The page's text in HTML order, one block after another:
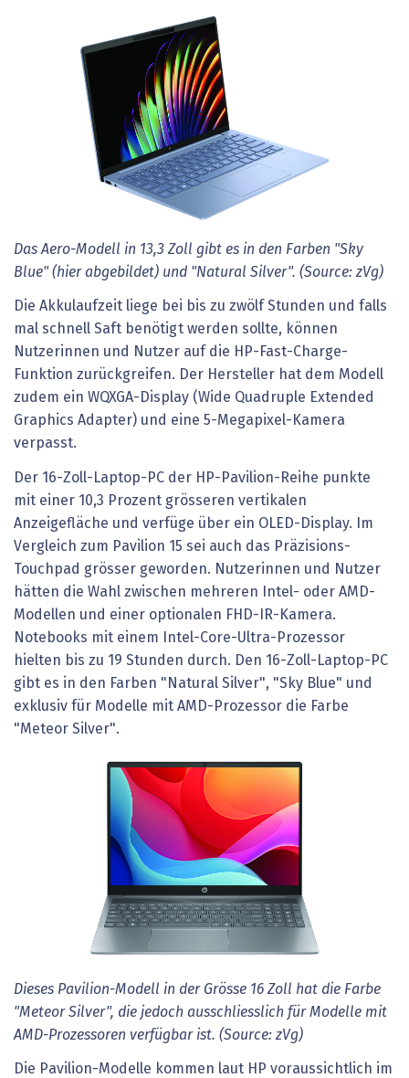
Das Aero-Modell in 13,3 Zoll gibt es in den Farben "Sky
Blue" (hier abgebildet) und "Natural Silver". (Source: zVg)
Die Akkulaufzeit liege bei bis zu zwölf Stunden und falls
mal schnell Saft benötigt werden sollte, können
Nutzerinnen und Nutzer auf die HP-Fast-Charge-
Funktion zurückgreifen. Der Hersteller hat dem Modell
zudem ein WQXGA-Display (Wide Quadruple Extended
Graphics Adapter) und eine 5-Megapixel-Kamera
verpasst.
Der 16-Zoll-Laptop-PC der HP-Pavilion-Reihe punkte
mit einer 10,3 Prozent grösseren vertikalen
Anzeigefläche und verfüge über ein OLED-Display. Im
Vergleich zum Pavilion 15 sei auch das Präzisions-
Touchpad grösser geworden. Nutzerinnen und Nutzer
hätten die Wahl zwischen mehreren Intel- oder AMD-
Modellen und einer optionalen FHD-IR-Kamera.
Notebooks mit einem Intel-Core-Ultra-Prozessor
hielten bis zu 19 Stunden durch. Den 16-Zoll-Laptop-PC
gibt es in den Farben "Natural Silver", "Sky Blue" und
exklusiv für Modelle mit AMD-Prozessor die Farbe
"Meteor Silver".
Dieses Pavilion-Modell in der Grösse 16 Zoll hat die Farbe
"Meteor Silver", die jedoch ausschliesslich für Modelle mit
AMD-Prozessoren verfügbar ist. (Source: zVg)
Die Pavilion-Modelle kommen laut HP voraussichtlich im